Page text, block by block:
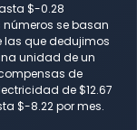
$-0.28
se basan
las que dedujimos
unidad de un
de
de $12.67
$-8.22 por mes.